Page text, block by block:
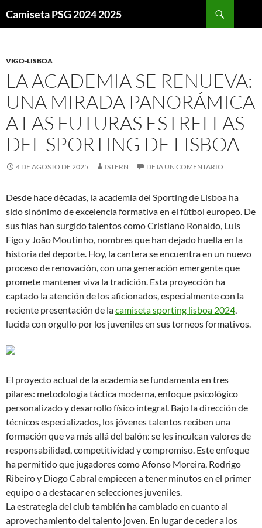
Camiseta PSG 2024 2025
VIGO-LISBOA
LA ACADEMIA SE RENUEVA:
UNA MIRADA PANORÁMICA
A LAS FUTURAS ESTRELLAS
DEL SPORTING DE LISBOA
4 DE AGOSTO DE 2025 ISTERN DEJA UN COMENTARIO
Desde hace décadas, la academia del Sporting de Lisboa ha
sido sinónimo de excelencia formativa en el fútbol europeo. De
sus filas han surgido talentos como Cristiano Ronaldo, Luís
Figo y João Moutinho, nombres que han dejado huella en la
historia del deporte. Hoy, la cantera se encuentra en un nuevo
proceso de renovación, con una generación emergente que
promete mantener viva la tradición. Esta proyección ha
captado la atención de los aficionados, especialmente con la
reciente presentación de lacamiseta sporting lisboa 2024,
lucida con orgullo por los juveniles en sus torneos formativos.
El proyecto actual de la academia se fundamenta en tres
pilares: metodología táctica moderna, enfoque psicológico
personalizado y desarrollo físico integral. Bajo la dirección de
técnicos especializados, los jóvenes talentos reciben una
formación que va más allá del balón: se les inculcan valores de
responsabilidad, competitividad y compromiso. Este enfoque
ha permitido que jugadores como Afonso Moreira, Rodrigo
Ribeiro y Diogo Cabral empiecen a tener minutos en el primer
equipo o a destacar en selecciones juveniles.
La estrategia del club también ha cambiado en cuanto al
aprovechamiento del talento joven. En lugar de ceder a los